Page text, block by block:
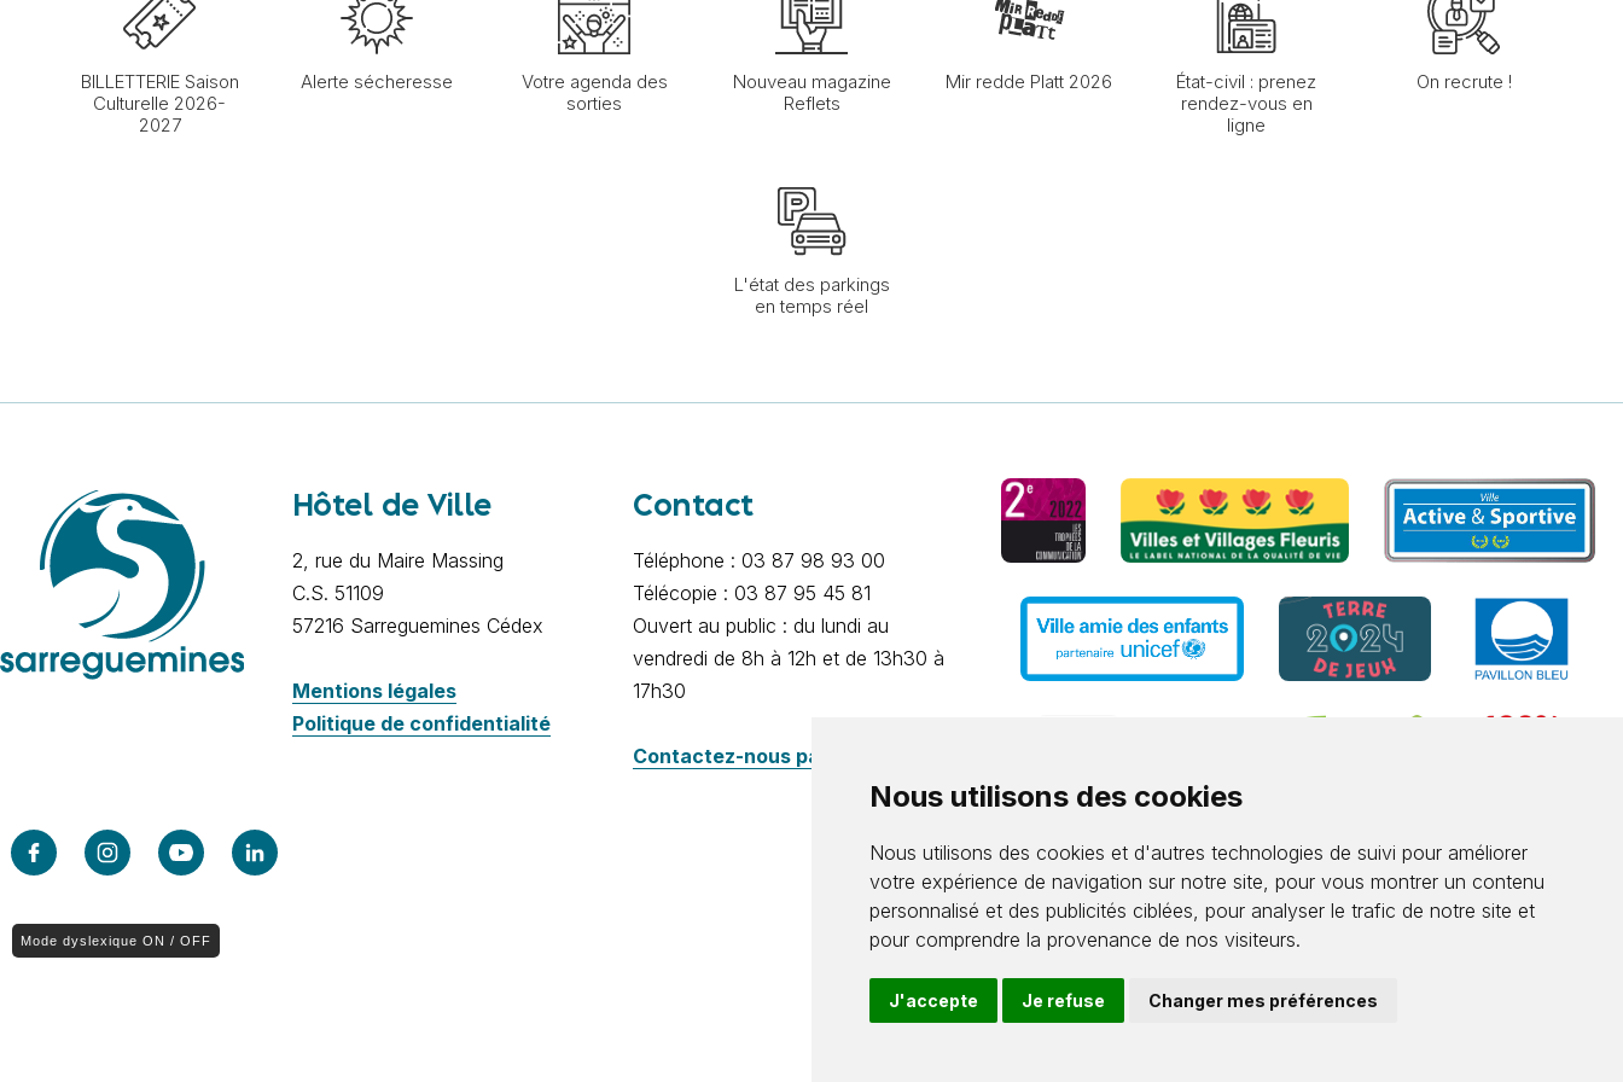
Nous utilisons des cookies
Nous utilisons des cookies et d'autres technologies de suivi pour améliorer
votre expérience de navigation sur notre site, pour vous montrer un contenu
personnalisé et des publicités ciblées, pour analyser le trafic de notre site et
pour comprendre la provenance de nos visiteurs.
J'accepte Je refuse Changer mes préférences
BILLETTERIE Saison
Culturelle 2026-
2027
Alerte sécheresse
Votre agenda des
sorties
Nouveau magazine
Reflets
Mir redde Platt 2026
État-civil : prenez
rendez-vous en
ligne
On recrute !
L'état des parkings
en temps réel
Hôtel de Ville
2, rue du Maire Massing
C.S. 51109
57216 Sarreguemines Cédex
Mentions légales
Politique de confidentialité
Contact
Téléphone : 03 87 98 93 00
Télécopie : 03 87 95 45 81
Ouvert au public : du lundi au
vendredi de 8h à 12h et de 13h30 à
17h30
Contactez-nous par e-mail
Mode dyslexique ON / OFF